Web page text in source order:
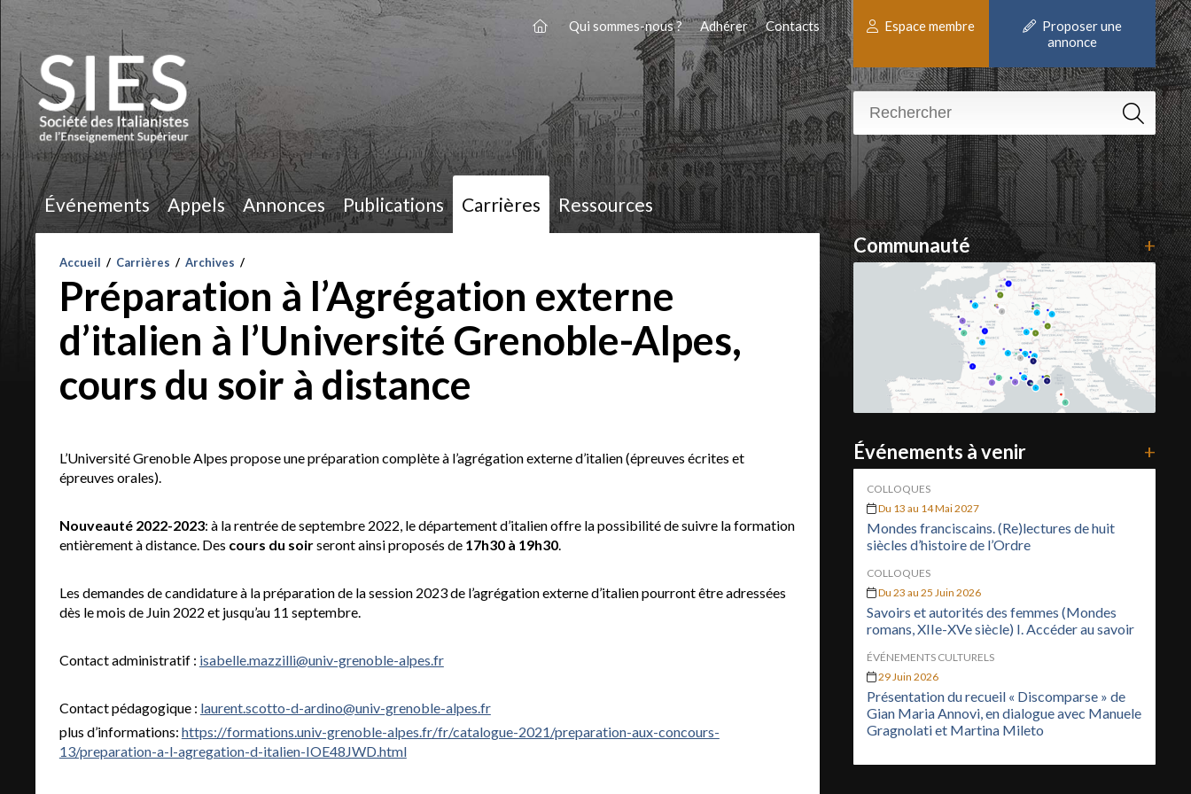
Qui sommes-nous ? Adhérer Contacts
Événements Appels Annonces Publications Carrières Ressources
Espace membre
Proposer une
annonce
Accueil / Carrières / Archives /
Préparation à l’Agrégation externe
d’italien à l’Université Grenoble-Alpes,
cours du soir à distance
L’Université Grenoble Alpes propose une préparation complète à l’agrégation externe d’italien (épreuves écrites et
épreuves orales).
Nouveauté 2022-2023: à la rentrée de septembre 2022, le département d’italien offre la possibilité de suivre la formation
entièrement à distance. Des cours du soirseront ainsi proposés de 17h30 à 19h30.
Les demandes de candidature à la préparation de la session 2023 de l’agrégation externe d’italien pourront être adressées
dès le mois de Juin 2022 et jusqu’au 11 septembre.
Contact administratif : isabelle.mazzilli@univ-grenoble-alpes.fr
Contact pédagogique : laurent.scotto-d-ardino@univ-grenoble-alpes.fr
plus d’informations: https://formations.univ-grenoble-alpes.fr/fr/catalogue-2021/preparation-aux-concours-
13/preparation-a-l-agregation-d-italien-IOE48JWD.html
Communauté +
Événements à venir +
COLLOQUES
Du 13 au 14 Mai 2027
Mondes franciscains. (Re)lectures de huit
siècles d’histoire de l’Ordre
COLLOQUES
Du 23 au 25 Juin 2026
Savoirs et autorités des femmes (Mondes
romans, XIIe-XVe siècle) I. Accéder au savoir
ÉVÉNEMENTS CULTURELS
29 Juin 2026
Présentation du recueil « Discomparse » de
Gian Maria Annovi, en dialogue avec Manuele
Gragnolati et Martina Mileto